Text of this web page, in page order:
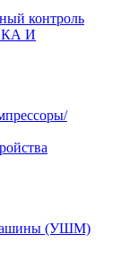
контроль
И
(УШМ)